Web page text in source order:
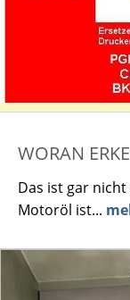
WORAN
Das ist gar
Motoröl ist...